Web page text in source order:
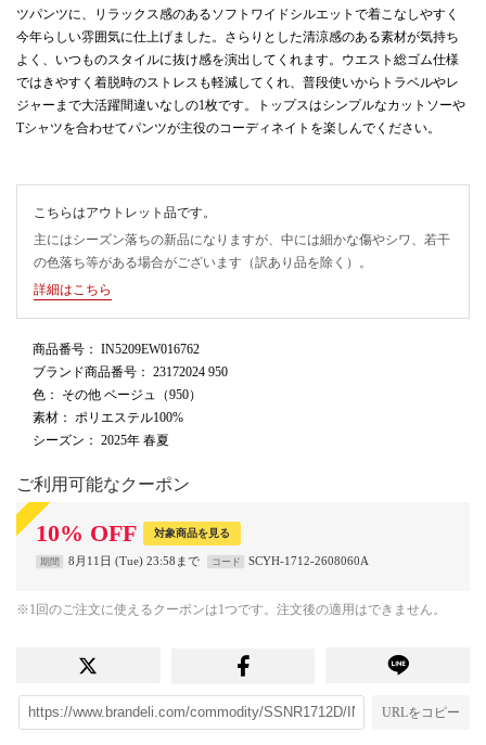
ツパンツに、リラックス感のあるソフトワイドシルエットで着こなしやすく
今年らしい雰囲気に仕上げました。さらりとした清涼感のある素材が気持ち
よく、いつものスタイルに抜け感を演出してくれます。ウエスト総ゴム仕様
ではきやすく着脱時のストレスも軽減してくれ、普段使いからトラベルやレ
ジャーまで大活躍間違いなしの1枚です。トップスはシンプルなカットソーや
Tシャツを合わせてパンツが主役のコーディネイトを楽しんでください。
こちらはアウトレット品です。
主にはシーズン落ちの新品になりますが、中には細かな傷やシワ、若干
の色落ち等がある場合がございます（訳あり品を除く）。
詳細はこちら
商品番号 ： IN5209EW016762
ブランド商品番号 ： 23172024 950
色 ： その他 ベージュ（950）
素材 ： ポリエステル100%
シーズン ： 2025年 春夏
ご利用可能なクーポン
10% OFF 対象商品を見る
期間 8月11日 (Tue) 23:58まで コード SCYH-1712-2608060A
※1回のご注文に使えるクーポンは1つです。注文後の適用はできません。
URLをコピー